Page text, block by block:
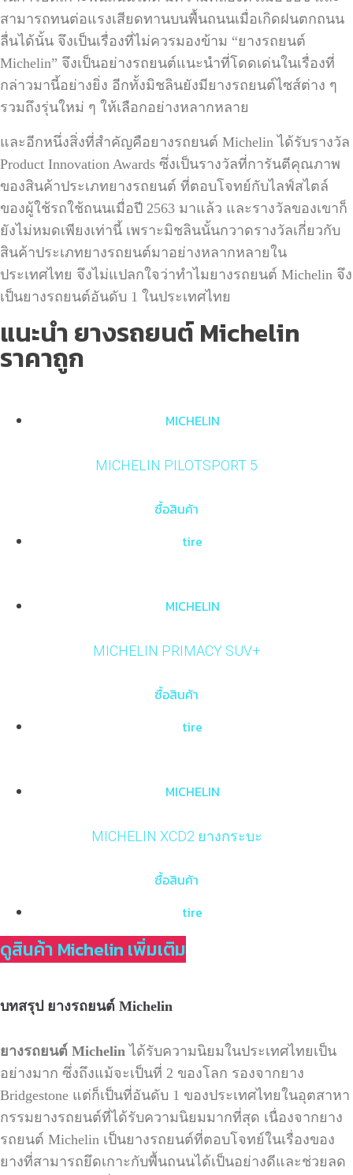
สามารถทนต่อแรงเสียดทานบนพื้นถนนเมื่อเกิดฝนตกถนน
ลื่นได้นั้น จึงเป็นเรื่องที่ไม่ควรมองข้าม “ยางรถยนต์
Michelin” จึงเป็นอย่างรถยนต์แนะนำที่โดดเด่นในเรื่องที่
กล่าวมานี้อย่างยิ่ง อีกทั้งมิชลินยังมียางรถยนต์ไซส์ต่าง ๆ
รวมถึงรุ่นใหม่ ๆ ให้เลือกอย่างหลากหลาย
และอีกหนึ่งสิ่งที่สำคัญคือยางรถยนต์ Michelinได้รับรางวัล
Product Innovation Awards ซึ่งเป็นรางวัลที่การันตีคุณภาพ
ของสินค้าประเภทยางรถยนต์ ที่ตอบโจทย์กับไลฟ์สไตล์
ของผู้ใช้รถใช้ถนนเมื่อปี 2563 มาแล้ว และรางวัลของเขาก็
ยังไม่หมดเพียงเท่านี้ เพราะมิชลินนั้นกวาดรางวัลเกี่ยวกับ
สินค้าประเภทยางรถยนต์มาอย่างหลากหลายใน
ประเทศไทย จึงไม่แปลกใจว่าทำไมยางรถยนต์ Michelin จึง
เป็นยางรถยนต์อันดับ 1 ในประเทศไทย
แนะนำ ยางรถยนต์ Michelin
ราคาถูก
MICHELIN
MICHELIN PILOTSPORT 5
ซื้อสินค้า
tire
MICHELIN
MICHELIN PRIMACY SUV+
ซื้อสินค้า
tire
MICHELIN
MICHELIN XCD2 ยางกระบะ
ซื้อสินค้า
tire
ดูสินค้า Michelin เพิ่มเติม
บทสรุป ยางรถยนต์ Michelin
ยางรถยนต์ Michelin ได้รับความนิยมในประเทศไทยเป็น
อย่างมาก ซึ่งถึงแม้จะเป็นที่ 2 ของโลก รองจากยาง
Bridgestone แต่ก็เป็นที่อันดับ 1 ของประเทศไทยในอุตสาหา
กรรมยางรถยนต์ที่ได้รับความนิยมมากที่สุด เนื่องจากยาง
รถยนต์ Michelin เป็นยางรถยนต์ที่ตอบโจทย์ในเรื่องของ
ยางที่สามารถยึดเกาะกับพื้นถนนได้เป็นอย่างดีและช่วยลด